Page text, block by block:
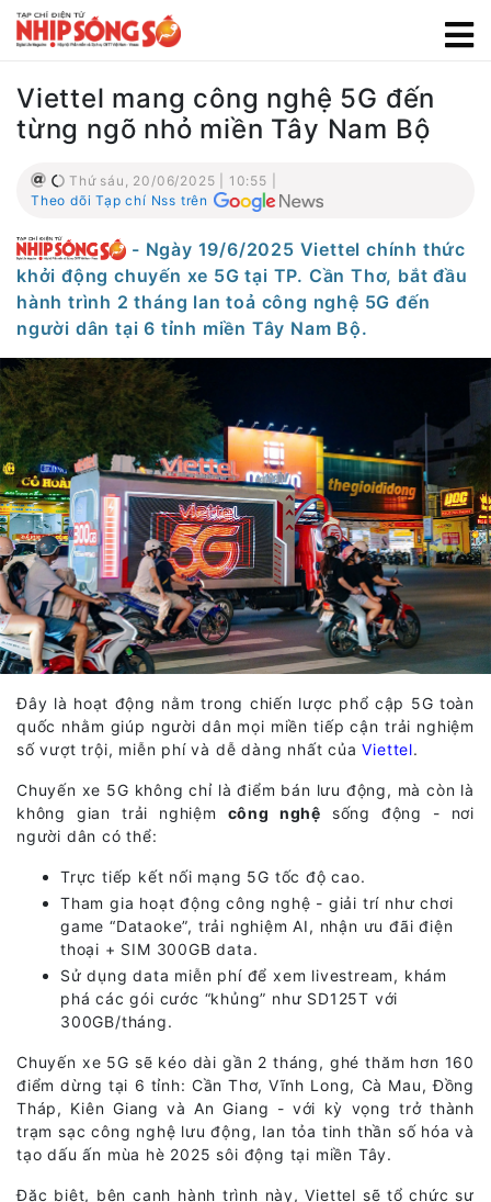
Viettel mang công nghệ 5G đến
từng ngõ nhỏ miền Tây Nam Bộ
Thứ sáu, 20/06/2025 | 10:55 |
Theo dõi Tạp chí Nss trên
- Ngày 19/6/2025 Viettel chính thức
khởi động chuyến xe 5G tại TP. Cần Thơ, bắt đầu
hành trình 2 tháng lan toả công nghệ 5G đến
người dân tại 6 tỉnh miền Tây Nam Bộ.
Đây là hoạt động nằm trong chiến lược phổ cập 5G toàn
quốc nhằm giúp người dân mọi miền tiếp cận trải nghiệm
số vượt trội, miễn phí và dễ dàng nhất củaViettel.
Chuyến xe 5G không chỉ là điểm bán lưu động, mà còn là
không gian trải nghiệm công nghệ sống động - nơi
người dân có thể:
Trực tiếp kết nối mạng 5G tốc độ cao.
Tham gia hoạt động công nghệ - giải trí như chơi
game “Dataoke”, trải nghiệm AI, nhận ưu đãi điện
thoại + SIM 300GB data.
Sử dụng data miễn phí để xem livestream, khám
phá các gói cước “khủng” như SD125T với
300GB/tháng.
Chuyến xe 5G sẽ kéo dài gần 2 tháng, ghé thăm hơn 160
điểm dừng tại 6 tỉnh: Cần Thơ, Vĩnh Long, Cà Mau, Đồng
Tháp, Kiên Giang và An Giang - với kỳ vọng trở thành
trạm sạc công nghệ lưu động, lan tỏa tinh thần số hóa và
tạo dấu ấn mùa hè 2025 sôi động tại miền Tây.
Đặc biệt, bên cạnh hành trình này, Viettel sẽ tổ chức sự